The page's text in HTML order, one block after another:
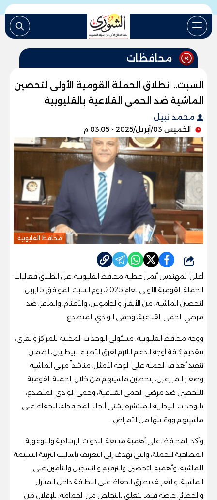
محافظات
السبت.. انطلاق الحملة القومية الأولى لتحصين
الماشية ضد الحمى القلاعية بالقليوبية
محمد نبيل
الخميس 03/أبريل/2025 - 03:05 م
محافظ القليوبية
شارك
أعلن المهندس أيمن عطية محافظ القليوبية، عن انطلاق فعاليات
الحملة القومية الأولى لعام 2025، يوم السبت الموافق 5 ابريل
لتحصين الماشية، من الأبقار، والجاموس، والأغنام، والماعز، ضد
مرضي الحمى القلاعية، وحمى الوادي المتصدع.
ووجه محافظ القليوبية، مسئولي الوحدات المحلية للمراكز والقرى،
بتقديم كافة أوجه الدعم اللازم لفرق الأطباء البيطريين، لضمان
تنفيذ أهداف الحملة على الوجه الأمثل، مناشداً مربي الماشية
وصغار المزارعين، بتحصين ماشيتهم من خلال الحملة القومية
للتحصين ضد مرضى الحمى القلاعية، وحمى الوادي المتصدع،
بالوحدات البيطرية المنتشرة بشتى أنحاء المحافظة، للحفاظ على
ماشيتهم ووقايتها من الأمراض.
وأكد المحافظ، على أهمية متابعة الندوات الإرشادية والتوعوية
المصاحبة للحملة، والتي تهدف إلى التعريف بأساليب التربية السليمة
للماشية، وأهمية التحصين والترقيم والتسجيل والتأمين على
الماشية، والتعريف بطرق الحفاظ على النظافة داخل المنازل
والحظائر، خاصة فيما يتعلق بالتخلص من القمامة، للإقلال من